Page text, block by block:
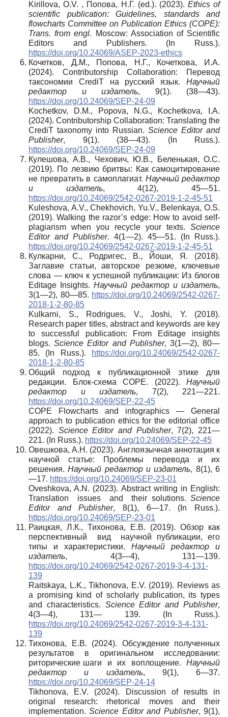
Kirillova, O.V. , Попова, Н.Г. (ed.). (2023). Ethics of
scientific publication: Guidelines, standards and
flowcharts Committee on Publication Ethics (COPE):
Trans. from engl.
Moscow: Association of Scientific
Editors and Publishers. (In Russ.).
https://doi.org/10.24069/ASEP-2023-ethics
Кочетков, Д.М., Попова, Н.Г., Кочеткова, И.А.
(2024). Contributorship Collaboration: Перевод
таксономии CrediT на русский язык. Научный
редактор и издатель, 9(1). (38—43).
https://doi.org/10.24069/SEP-24-09
Kochetkov, D.M., Popova, N.G., Kochetkova, I.A.
(2024). Contributorship Collaboration: Translating the
CrediT taxonomy into Russian. Science Editor and
Publisher, 9(1). (38—43). (In Russ.).
https://doi.org/10.24069/SEP-24-09
Кулешова, А.В., Чехович, Ю.В., Беленькая, О.С.
(2019). По лезвию бритвы: Как самоцитирование
не превратить в самоплагиат. Научный редактор
и издатель, 4(12), 45—51.
https://doi.org/10.24069/2542-0267-2019-1-2-45-51
Kuleshova, A.V., Chekhovich, Yu.V., Belenkaya, O.S.
(2019). Walking the razor’s edge: How to avoid self-
plagiarism when you recycle your texts. Science
Editor and Publisher. 4(1—2). 45—51. (In Russ.).
https://doi.org/10.24069/2542-0267-2019-1-2-45-51
Кулкарни, С., Родригес, В., Йоши, Я. (2018).
Заглавие статьи, авторское резюме, ключевые
слова — ключ к успешной публикации: Из блогов
Editage Insights.Научный редактор и издатель,
3(1—2), 80—85. https://doi.org/10.24069/2542-0267-
2018-1-2-80-85
Kulkarni, S., Rodrigues, V., Joshi, Y. (2018).
Research paper titles, abstract and keywords are key
to successful publication: From Editage insights
blogs.Science Editor and Publisher, 3(1—2), 80—
85. (In Russ.).
https://doi.org/10.24069/2542-0267-
2018-1-2-80-85
Общий подход к публикационной этике для
редакции. Блок-схема COPE. (2022). Научный
редактор и издатель, 7(2), 221—221.
https://doi.org/10.24069/SEP-22-45
COPE Flowcharts and infographics — General
approach to publication ethics for the editorial office
(2022). Science Editor and Publisher, 7(2), 221—
221. (In Russ.). https://doi.org/10.24069/SEP-22-45
Овешкова, А.Н. (2023). Англоязычная аннотация к
научной статье: Проблемы перевода и их
решения.Научный редактор и издатель, 8(1), 6
—17. https://doi.org/10.24069/SEP-23-01
Oveshkova, A.N. (2023). Abstract writing in English:
Translation issues and their solutions. Science
Editor and Publisher, 8(1), 6—17. (In Russ.).
https://doi.org/10.24069/SEP-23-01
Раицкая, Л.К., Тихонова, Е.В. (2019). Обзор как
перспективный вид научной публикации, его
типы и характеристики. Научный редактор и
издатель, 4(3—4), 131—139.
https://doi.org/10.24069/2542-0267-2019-3-4-131-
139
Raitskaya, L.K., Tikhonova, E.V. (2019). Reviews as
a promising kind of scholarly publication, its types
and characteristics. Science Editor and Publisher,
4(3—4), 131— 139. (In Russ.).
https://doi.org/10.24069/2542-0267-2019-3-4-131-
139
Тихонова, Е.В. (2024). Обсуждение полученных
результатов в оригинальном исследовании:
риторические шаги и их воплощение. Научный
редактор и издатель, 9(1), 6—37.
https://doi.org/10.24069/SEP-24-14
Tikhonova, E.V. (2024). Discussion of results in
original research: rhetorical moves and their
implementation.Science Editor and Publisher, 9(1),